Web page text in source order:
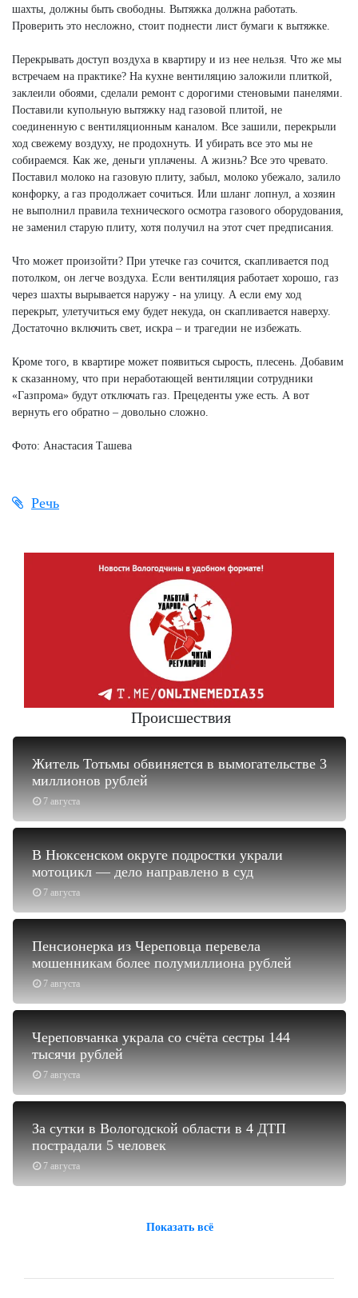
шахты, должны быть свободны. Вытяжка должна работать.
Проверить это несложно, стоит поднести лист бумаги к вытяжке.
Перекрывать доступ воздуха в квартиру и из нее нельзя. Что же мы
встречаем на практике? На кухне вентиляцию заложили плиткой,
заклеили обоями, сделали ремонт с дорогими стеновыми панелями.
Поставили купольную вытяжку над газовой плитой, не
соединенную с вентиляционным каналом. Все зашили, перекрыли
ход свежему воздуху, не продохнуть. И убирать все это мы не
собираемся. Как же, деньги уплачены. А жизнь? Все это чревато.
Поставил молоко на газовую плиту, забыл, молоко убежало, залило
конфорку, а газ продолжает сочиться. Или шланг лопнул, а хозяин
не выполнил правила технического осмотра газового оборудования,
не заменил старую плиту, хотя получил на этот счет предписания.
Что может произойти? При утечке газ сочится, скапливается под
потолком, он легче воздуха. Если вентиляция работает хорошо, газ
через шахты вырывается наружу - на улицу. А если ему ход
перекрыт, улетучиться ему будет некуда, он скапливается наверху.
Достаточно включить свет, искра – и трагедии не избежать.
Кроме того, в квартире может появиться сырость, плесень. Добавим
к сказанному, что при неработающей вентиляции сотрудники
«Газпрома» будут отключать газ. Прецеденты уже есть. А вот
вернуть его обратно – довольно сложно.
Фото: Анастасия Ташева
Речь
Происшествия
7 августа
Житель Тотьмы обвиняется в вымогательстве 3
миллионов рублей
7 августа
В Нюксенском округе подростки украли
мотоцикл — дело направлено в суд
7 августа
Пенсионерка из Череповца перевела
мошенникам более полумиллиона рублей
7 августа
Череповчанка украла со счёта сестры 144
тысячи рублей
7 августа
За сутки в Вологодской области в 4 ДТП
пострадали 5 человек
Показать всё